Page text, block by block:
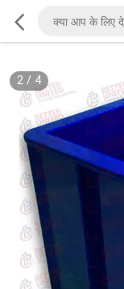
2/ 4